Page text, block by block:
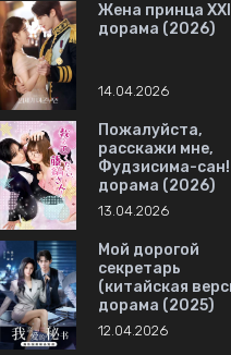
Жена принца
дорама (2026)
14.04.2026
Пожалуйста,
расскажи мне,
Фудзисима-сан!
дорама (2026)
13.04.2026
Мой дорогой
секретарь
(китайская
дорама (2025)
12.04.2026